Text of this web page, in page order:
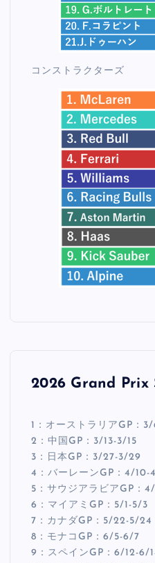
コンストラクターズ
2026 Grand Prix
1：オーストラリアGP：
2：中国GP：3/13-3/15
3：日本GP：3/27-3/29
4：バーレーンGP：4/10-
5：サウジアラビアGP：
6：マイアミGP：5/1-5/3
7：カナダGP：5/22-5/24
8：モナコGP：6/5-6/7
9：スペインGP：6/12-6/